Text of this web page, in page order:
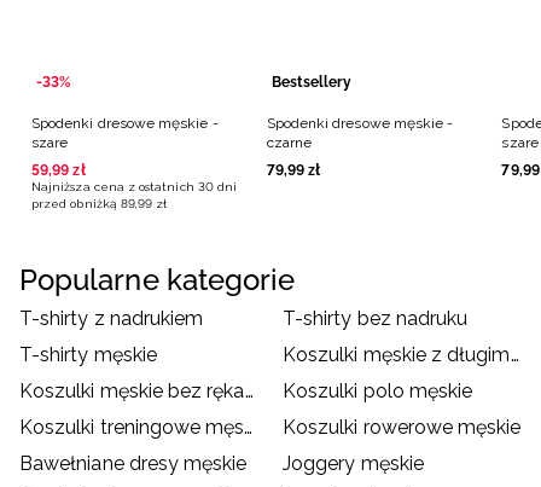
-33%
Spodenki dresowe męskie -
szare
59,99 zł
Najniższa cena z ostatnich 30 dni
przed obniżką 89,99 zł
Bestsellery
Spodenki dresowe męskie -
czarne
79,99 zł
szare
79,99
Popularne kategorie
T-shirty z nadrukiem
T-shirty bez nadruku
T-shirty męskie
Koszulki męskie z długim rękawem
Koszulki męskie bez rękawów
Koszulki polo męskie
Koszulki treningowe męskie
Koszulki rowerowe męskie
Bawełniane dresy męskie
Joggery męskie